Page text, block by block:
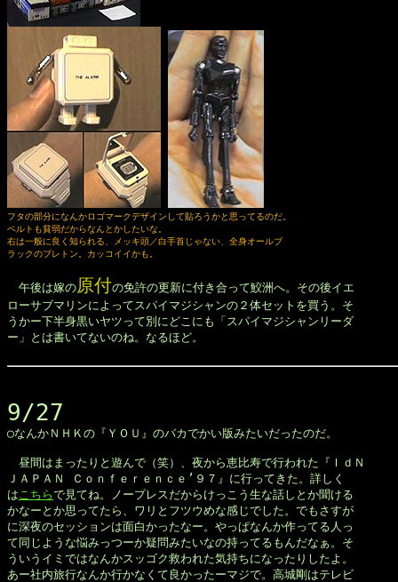
フタの部分になんかロゴマークデザインして貼ろうかと思ってるのだ。
ベルトも貧弱だからなんとかしたいな。
右は一般に良く知られる、メッキ頭／白手首じゃない、全身オールブ
ラックのプレトン。カッコイイかも。
午後は嫁の原付の免許の更新に付き合って鮫洲へ。その後イエ
ローサブマリンによってスパイマジシャンの２体セットを買う。そ
うかー下半身黒いヤツって別にどこにも「スパイマジシャンリーダ
ー」とは書いてないのね。なるほど。
9/27
◯なんかＮＨＫの『ＹＯＵ』のバカでかい版みたいだったのだ。
昼間はまったりと遊んで（笑）、夜から恵比寿で行われた『ＩｄＮ
ＪＡＰＡＮ Ｃｏｎｆｅｒｅｎｃｅ’９７』に行ってきた。詳しく
はこちらで見てね。ノープレスだからけっこう生な話しとか聞ける
かなーとか思ってたら、ワリとフツウめな感じでした。でもさすが
に深夜のセッションは面白かったなー。やっぱなんか作ってる人っ
て同じような悩みっつーか疑問みたいなの持ってるもんだなぁ。そ
ういうイミではなんかスッゴク救われた気持ちになったりしたよ。
あー社内旅行なんか行かなくて良かったーマジで。高城剛はテレビ